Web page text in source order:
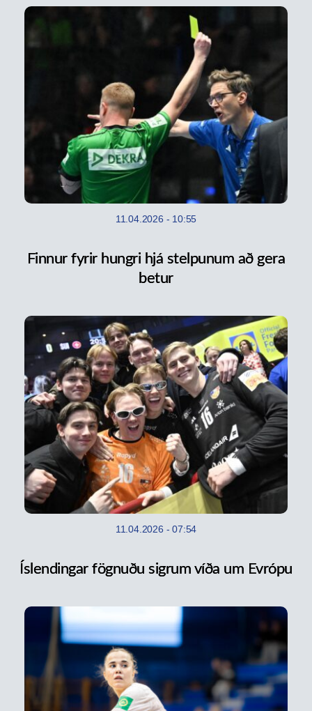
11.04.2026 - 10:55
Finnur fyrir hungri hjá stelpunum að gera
betur
11.04.2026 -07:54
Íslendingar fögnuðu sigrum víða um Evrópu